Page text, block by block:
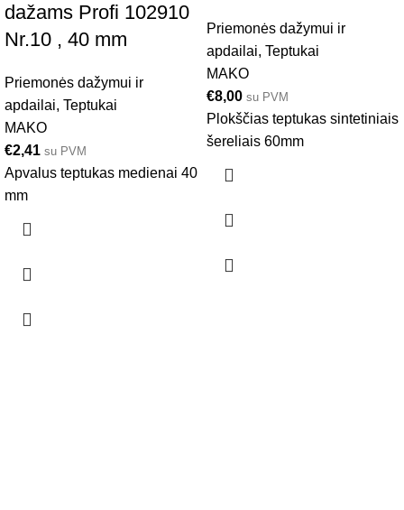
dažams Profi 102910
Nr.10 , 40 mm
Priemonės dažymui ir
apdailai, Teptukai
MAKO
€2,41 su PVM
Apvalus teptukas medienai 40
mm
Priemonės dažymui ir
apdailai, Teptukai
MAKO
€8,00 su PVM
Plokščias teptukas sintetiniais
šereliais 60mm